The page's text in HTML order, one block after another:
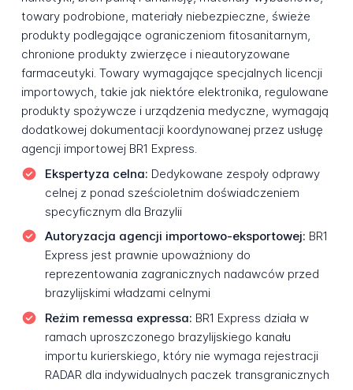
towary podrobione, materiały niebezpieczne, świeże
produkty podlegające ograniczeniom fitosanitarnym,
chronione produkty zwierzęce i nieautoryzowane
farmaceutyki. Towary wymagające specjalnych licencji
importowych, takie jak niektóre elektronika, regulowane
produkty spożywcze i urządzenia medyczne, wymagają
dodatkowej dokumentacji koordynowanej przez usługę
agencji importowej BR1 Express.
Ekspertyza celna: Dedykowane zespoły odprawy
celnej z ponad sześcioletnim doświadczeniem
specyficznym dla Brazylii
Autoryzacja agencji importowo-eksportowej: BR1
Express jest prawnie upoważniony do
reprezentowania zagranicznych nadawców przed
brazylijskimi władzami celnymi
Reżim remessa expressa: BR1 Express działa w
ramach uproszczonego brazylijskiego kanału
importu kurierskiego, który nie wymaga rejestracji
RADAR dla indywidualnych paczek transgranicznych